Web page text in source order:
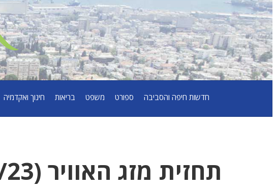
חדשות חיפה והסביבה ספורט משפט בריאות חינוך ואקדמיה